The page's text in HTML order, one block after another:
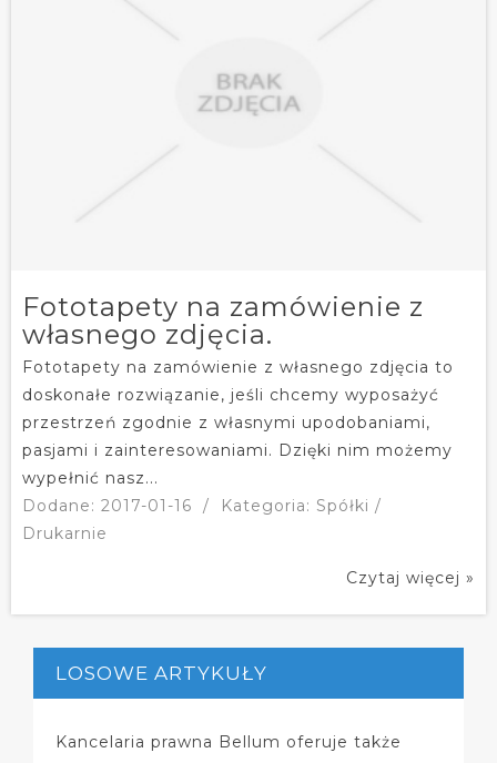
Fototapety na zamówienie z
własnego zdjęcia.
Fototapety na zamówienie z własnego zdjęcia to
doskonałe rozwiązanie, jeśli chcemy wyposażyć
przestrzeń zgodnie z własnymi upodobaniami,
pasjami i zainteresowaniami. Dzięki nim możemy
wypełnić nasz...
Dodane: 2017-01-16
/
Kategoria: Spółki /
Drukarnie
Czytaj więcej »
LOSOWE ARTYKUŁY
Kancelaria prawna Bellum oferuje także